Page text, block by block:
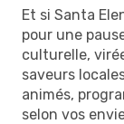
Et si Santa
pour une
culturelle,
saveurs
animés,
selon vos